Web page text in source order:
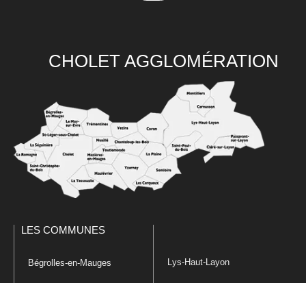
CHOLET AGGLOMÉRATION
LES COMMUNES
Bégrolles-en-Mauges Lys-Haut-Layon